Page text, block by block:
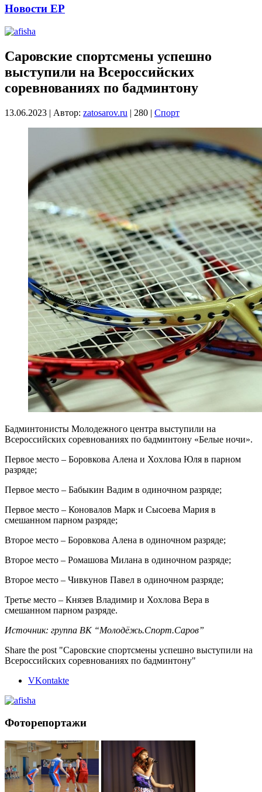
Новости ЕР
Саровские спортсмены успешно
выступили на Всероссийских
соревнованиях по бадминтону
13.06.2023 | Автор: zatosarov.ru | 280 | Спорт
Бадминтонисты Молодежного центра выступили на
Всероссийских соревнованиях по бадминтону «Белые ночи».
Первое место – Боровкова Алена и Хохлова Юля в парном
разряде;
Первое место – Бабыкин Вадим в одиночном разряде;
Первое место – Коновалов Марк и Сысоева Мария в
смешанном парном разряде;
Второе место – Боровкова Алена в одиночном разряде;
Второе место – Ромашова Милана в одиночном разряде;
Второе место – Чивкунов Павел в одиночном разряде;
Третье место – Князев Владимир и Хохлова Вера в
смешанном парном разряде.
Источник: группа ВК “Молодёжь.Спорт.Саров”
Share the post "Саровские спортсмены успешно выступили на
Всероссийских соревнованиях по бадминтону"
VKontakte
Фоторепортажи